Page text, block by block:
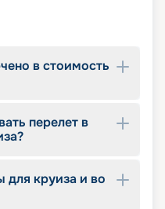
в стоимость
перелет в
круиза и во